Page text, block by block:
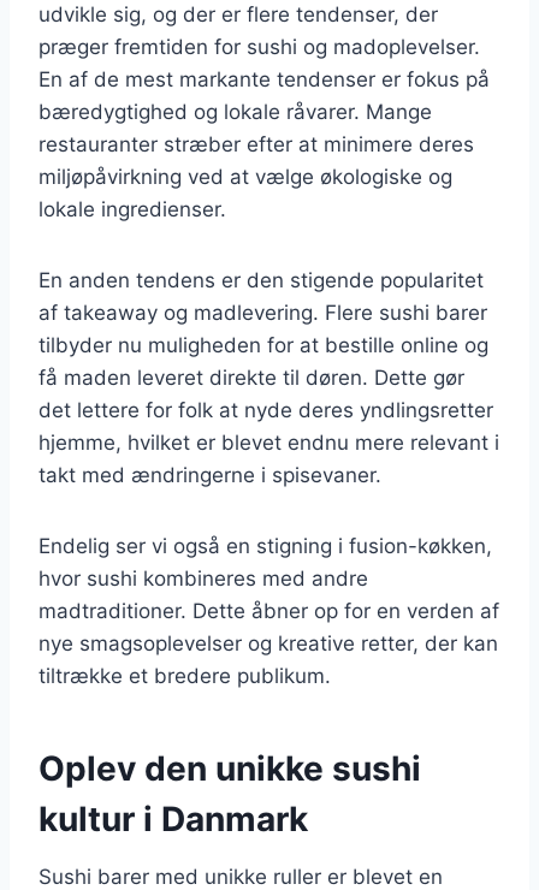
udvikle sig, og der er flere tendenser, der
præger fremtiden for sushi og madoplevelser.
En af de mest markante tendenser er fokus på
bæredygtighed og lokale råvarer. Mange
restauranter stræber efter at minimere deres
miljøpåvirkning ved at vælge økologiske og
lokale ingredienser.
En anden tendens er den stigende popularitet
af takeaway og madlevering. Flere sushi barer
tilbyder nu muligheden for at bestille online og
få maden leveret direkte til døren. Dette gør
det lettere for folk at nyde deres yndlingsretter
hjemme, hvilket er blevet endnu mere relevant i
takt med ændringerne i spisevaner.
Endelig ser vi også en stigning i fusion-køkken,
hvor sushi kombineres med andre
madtraditioner. Dette åbner op for en verden af
nye smagsoplevelser og kreative retter, der kan
tiltrække et bredere publikum.
Oplev den unikke sushi
kultur i Danmark
Sushi barer med unikke ruller er blevet en